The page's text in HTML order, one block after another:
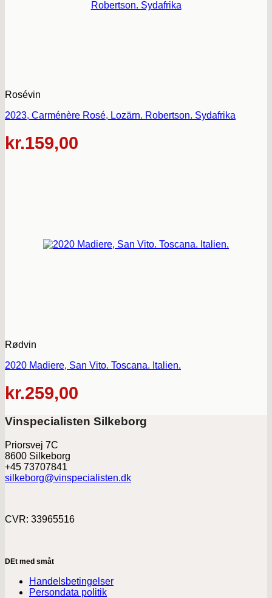
Rosévin
2023, Carménère Rosé, Lozärn. Robertson. Sydafrika
kr.159,00
Rødvin
2020 Madiere, San Vito. Toscana. Italien.
kr.259,00
Vinspecialisten Silkeborg
Priorsvej 7C
8600 Silkeborg
+45 73707841
silkeborg@vinspecialisten.dk
CVR: 33965516
DEt med småt
Handelsbetingelser
Persondata politik